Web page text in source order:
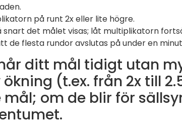
på runt 2x eller lite högre.
snart det målet visas; låt multiplikatorn
de flesta rundor avslutas på under en
ditt mål tidigt utan
(t.ex. från 2x till
mål; om de blir för